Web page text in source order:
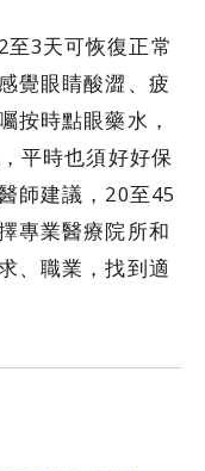
3天可恢復正常
覺眼睛酸澀、疲
按時點眼藥水，
平時也須好好保
師建議，20至45
專業醫療院所和
、職業，找到適